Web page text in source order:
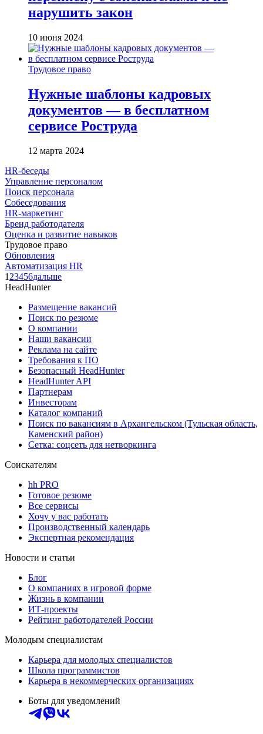
нарушить закон
10 июня 2024
Трудовое право
Нужные шаблоны кадровых
документов — в бесплатном
сервисе Роструда
12 марта 2024
HR-беседы
Управление персоналом
Поиск персонала
Собеседования
HR-маркетинг
Бренд работодателя
Оценка и развитие навыков
Трудовое право
Обновления
Автоматизация HR
1 23456дальше
HeadHunter
Размещение вакансий
Поиск по резюме
О компании
Наши вакансии
Реклама на сайте
Требования к ПО
Безопасный HeadHunter
HeadHunter API
Партнерам
Инвесторам
Каталог компаний
Поиск по вакансиям в Архангельском (Тульская область,
Каменский район)
Сетка: соцсеть для нетворкинга
Соискателям
hh PRO
Готовое резюме
Все сервисы
Хочу у вас работать
Производственный календарь
Экспертная рекомендация
Новости и статьи
Блог
О компаниях в игровой форме
Жизнь в компании
ИТ-проекты
Рейтинг работодателей России
Молодым специалистам
Карьера для молодых специалистов
Школа программистов
Карьера в некоммерческих организациях
Боты для уведомлений